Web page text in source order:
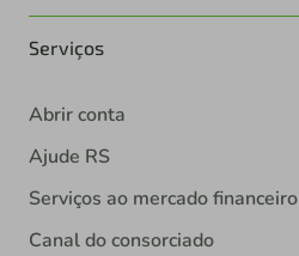
Serviços
Abrir conta
Ajude RS
Serviços ao mercado financeiro
Canal do consorciado